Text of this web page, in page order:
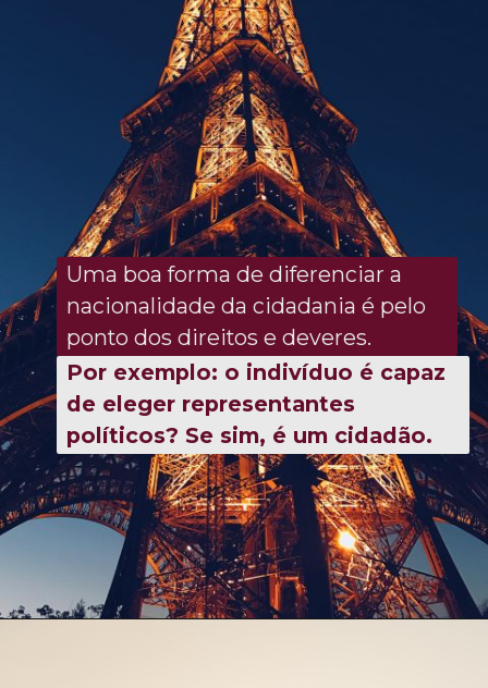
Uma boa forma de diferenciar a
nacionalidade da cidadania é pelo
ponto dos direitos e deveres.
Por exemplo: o indivíduo é capaz
de eleger representantes
políticos? Se sim, é um cidadão.